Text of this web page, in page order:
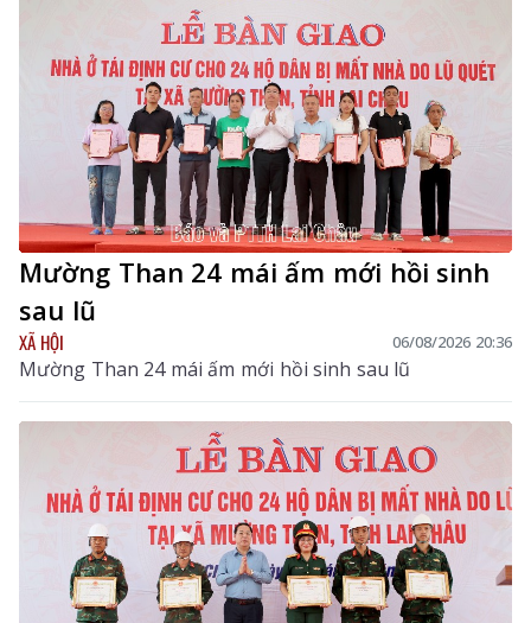
Mường Than 24 mái ấm mới hồi sinh
sau lũ
XÃ HỘI 06/08/2026 20:36
Mường Than 24 mái ấm mới hồi sinh sau lũ